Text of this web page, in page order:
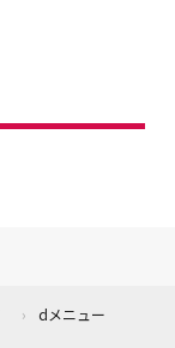
dメニュー